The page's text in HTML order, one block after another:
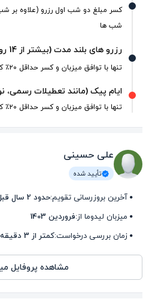
شب ها
رزرو های بلند مدت (بیشتر از 14 روز)
تنها با توافق میزبان و کسر حداقل ۲۰٪ کل مبلغ رزرو
ایام پیک (مانند تعطیلات رسمی،
تنها با توافق میزبان و کسر حداقل ۲۰٪ کل مبلغ رزرو
علی حسینی
تأیید شده
آخرین بروزرسانی تقویم:حدود 2 سال قبل
میزبان لیدوما از:فروردین 1403
زمان بررسی درخواست:کمتر از 3 دقیقه
مشاهده پروفایل